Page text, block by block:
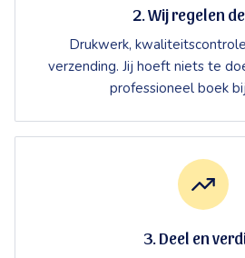
2. Wij regelen
Drukwerk,
verzending. Jij hoeft niets te
professioneel boek
3. Deel en